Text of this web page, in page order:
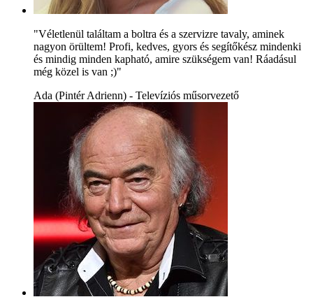
"Véletlenül találtam a boltra és a szervizre tavaly, aminek
nagyon örültem! Profi, kedves, gyors és segítőkész mindenki
és mindig minden kapható, amire szükségem van! Ráadásul
még közel is van ;)"
Ada (Pintér Adrienn) - Televíziós műsorvezető